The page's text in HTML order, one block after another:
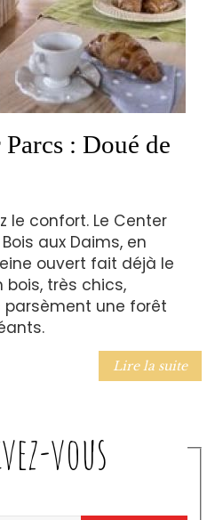
: Doué de
le confort. Le Center
aux Daims, en
ouvert fait déjà le
bois, très chics,
une forêt
Lire la suite
vous